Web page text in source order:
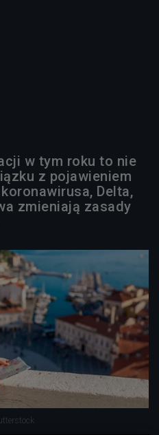
w tym roku to nie
z pojawieniem
Delta,
zmieniają zasady